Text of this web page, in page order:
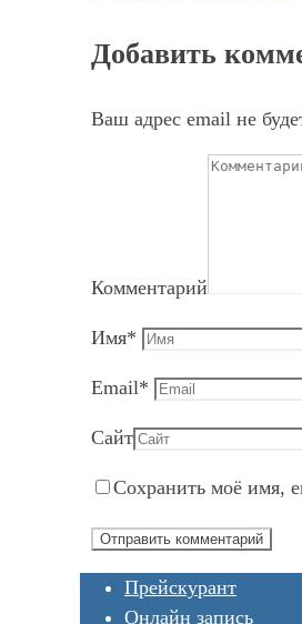
Добавить
Ваш адрес email не
Комментарий
Имя*
Email*
Сайт
Сохранить моё имя,
Прейскурант
Онлайн запись